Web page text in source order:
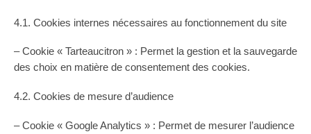
4.1. Cookies internes nécessaires au fonctionnement du site
– Cookie « Tarteaucitron » : Permet la gestion et la sauvegarde
des choix en matière de consentement des cookies.
4.2. Cookies de mesure d’audience
– Cookie « Google Analytics » : Permet de mesurer l’audience